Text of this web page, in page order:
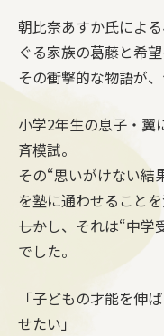
朝比奈あすか氏によ
ぐる家族の葛藤と希
その衝撃的な物語が
小学2年生の息子・翼
斉模試。
その“思いがけない結
を塾に通わせることを
――しかし、それは“中
でした。
「子どもの才能を伸
せたい」